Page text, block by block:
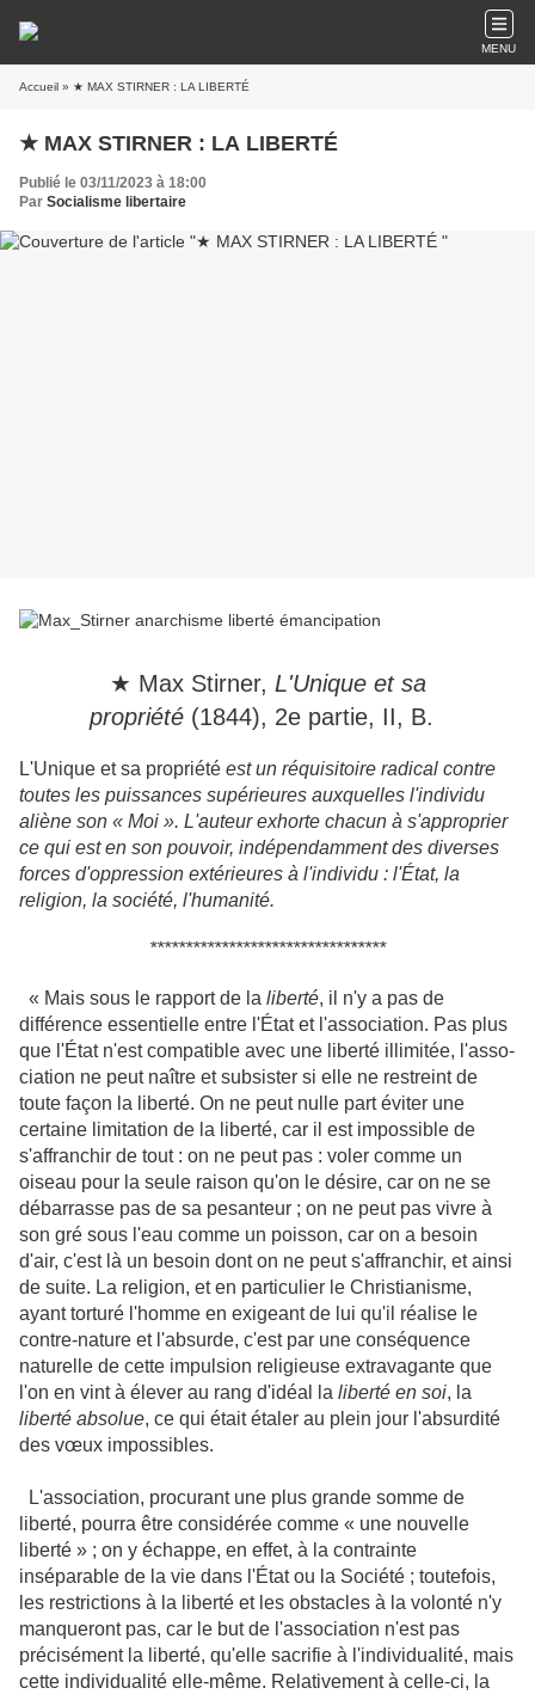
MENU
Accueil » ★ MAX STIRNER : LA LIBERTÉ
★ MAX STIRNER : LA LIBERTÉ
Publié le 03/11/2023 à 18:00
Par Socialisme libertaire
★ Max Stirner, L'Unique et sa
propriété (1844), 2e partie, II, B.
L'Unique et sa propriété est un réquisitoire radical contre
toutes les puissances supérieures auxquelles l'individu
aliène son « Moi ». L'auteur exhorte chacun à s'approprier
ce qui est en son pouvoir, indépendamment des diverses
forces d'oppression extérieures à l'individu : l'État, la
religion, la société, l'humanité.
*********************************
« Mais sous le rapport de la liberté, il n'y a pas de
différence essentielle entre l'État et l'association. Pas plus
que l'État n'est compatible avec une liberté illimitée, l'asso­
ciation ne peut naître et subsister si elle ne restreint de
toute façon la liberté. On ne peut nulle part éviter une
certaine limitation de la liberté, car il est impossible de
s'affranchir de tout : on ne peut pas : voler comme un
oiseau pour la seule raison qu'on le désire, car on ne se
débarrasse pas de sa pesanteur ; on ne peut pas vivre à
son gré sous l'eau comme un poisson, car on a besoin
d'air, c'est là un besoin dont on ne peut s'affranchir, et ainsi
de suite. La religion, et en particulier le Christianisme,
ayant torturé l'homme en exigeant de lui qu'il réalise le
contre-nature et l'absurde, c'est par une conséquence
naturelle de cette impulsion religieuse extravagante que
l'on en vint à élever au rang d'idéal la liberté en soi, la
liberté absolue, ce qui était étaler au plein jour l'absurdité
des vœux impossibles.
L'association, procurant une plus grande somme de
liberté, pourra être considérée comme « une nouvelle
liberté » ; on y échappe, en effet, à la contrainte
inséparable de la vie dans l'État ou la Société ; toutefois,
les restrictions à la liberté et les obstacles à la volonté n'y
manqueront pas, car le but de l'association n'est pas
précisément la liberté, qu'elle sacrifie à l'individualité, mais
cette individualité elle-même. Relative­ment à celle-ci, la